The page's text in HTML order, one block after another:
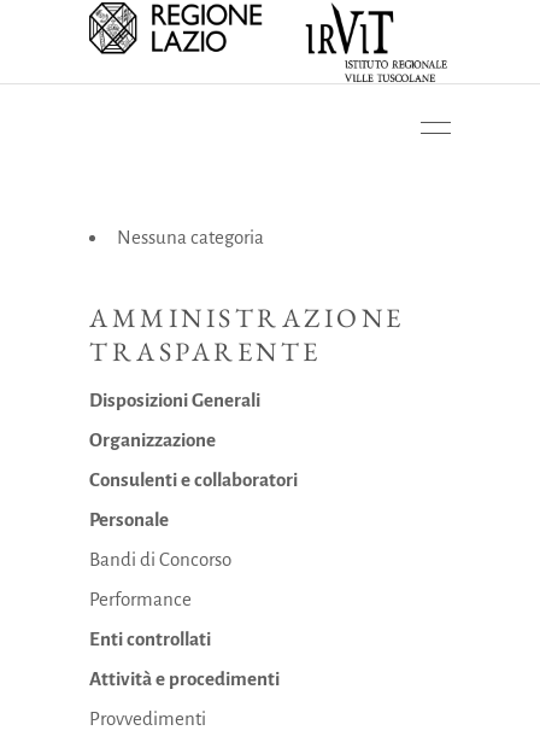
Nessuna categoria
AMMINISTRAZIONE
TRASPARENTE
Disposizioni Generali
Organizzazione
Consulenti e collaboratori
Personale
Bandi di Concorso
Performance
Enti controllati
Attività e procedimenti
Provvedimenti